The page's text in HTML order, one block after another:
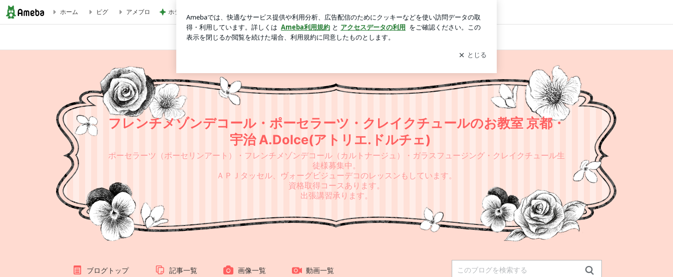
フレンチメゾンデコール・ポーセラーツ・クレイクチュールのお教室 京都・宇治 A.Dolce(アトリエ.ドルチェ)
サイトリニューアルのお知らせ
ホーム ピグ アメブロ ホテルのあちこちにある25周年装飾 ログイン
フレンチメゾンデコール・ポーセラーツ・クレイクチュールのお教室 京都・
宇治 A.Dolce(アトリエ.ドルチェ)
ポーセラーツ（ポーセリンアート）・フレンチメゾンデコール（カルトナージュ）・ガラスフュージング・クレイクチュール生
徒様募集中。
ＡＰＪタッセル、ヴォーグビジューデコのレッスンもしています。
資格取得コースあります。
出張講習承ります。
ブログトップ 記事一覧 画像一覧 動画一覧